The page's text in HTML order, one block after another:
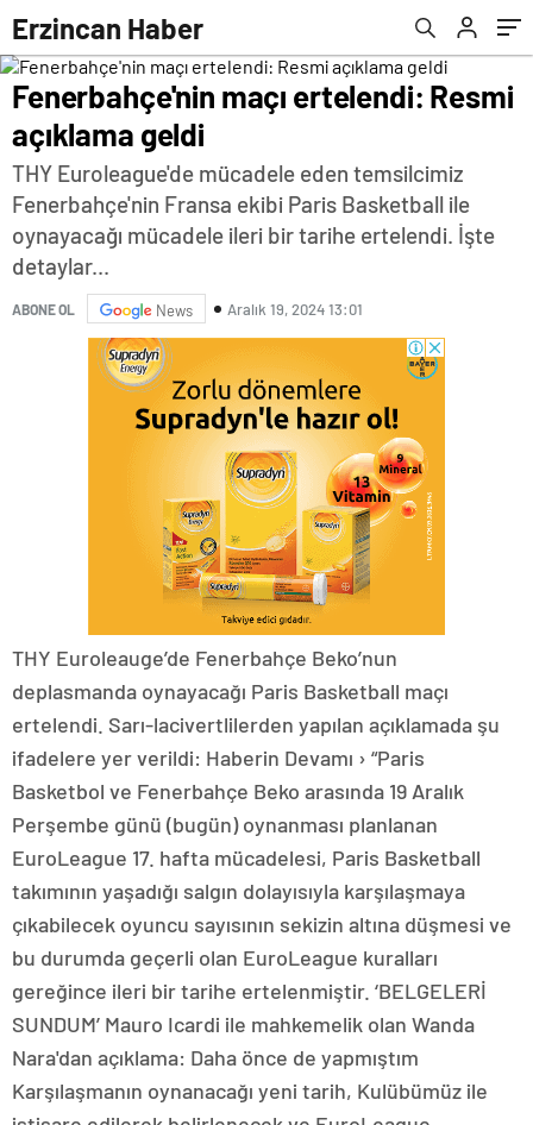
Erzincan Haber
Fenerbahçe'nin maçı ertelendi: Resmi
açıklama geldi
THY Euroleague'de mücadele eden temsilcimiz
Fenerbahçe'nin Fransa ekibi Paris Basketball ile
oynayacağı mücadele ileri bir tarihe ertelendi. İşte
detaylar...
ABONE OL News Aralık 19, 2024 13:01
THY Euroleauge’de Fenerbahçe Beko’nun
deplasmanda oynayacağı Paris Basketball maçı
ertelendi. Sarı-lacivertlilerden yapılan açıklamada şu
ifadelere yer verildi: Haberin Devamı › “Paris
Basketbol ve Fenerbahçe Beko arasında 19 Aralık
Perşembe günü (bugün) oynanması planlanan
EuroLeague 17. hafta mücadelesi, Paris Basketball
takımının yaşadığı salgın dolayısıyla karşılaşmaya
çıkabilecek oyuncu sayısının sekizin altına düşmesi ve
bu durumda geçerli olan EuroLeague kuralları
gereğince ileri bir tarihe ertelenmiştir. ‘BELGELERİ
SUNDUM’ Mauro Icardi ile mahkemelik olan Wanda
Nara'dan açıklama: Daha önce de yapmıştım
Karşılaşmanın oynanacağı yeni tarih, Kulübümüz ile